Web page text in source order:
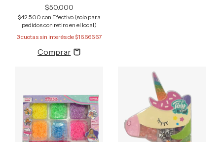
$50.000
$42.500 con Efectivo (solo para
pedidos con retiro en el local)
3cuotas sin interés de$16.666,67